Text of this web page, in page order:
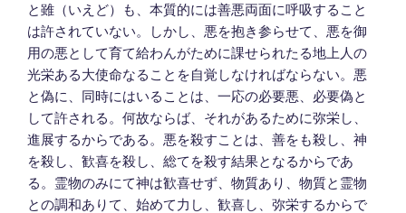
と雖（いえど）も、本質的には善悪両面に呼吸すること
は許されていない。しかし、悪を抱き参らせて、悪を御
用の悪として育て給わんがために課せられたる地上人の
光栄ある大使命なることを自覚しなければならない。悪
と偽に、同時にはいることは、一応の必要悪、必要偽と
して許される。何故ならば、それがあるために弥栄し、
進展するからである。悪を殺すことは、善をも殺し、神
を殺し、歓喜を殺し、総てを殺す結果となるからであ
る。霊物のみにて神は歓喜せず、物質あり、物質と霊物
との調和ありて、始めて力し、歓喜し、弥栄するからで